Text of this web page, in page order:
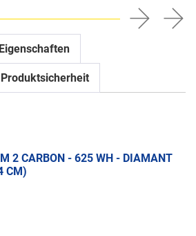
Eigenschaften
2 CARBON - 625 WH - DIAMANT
CM)